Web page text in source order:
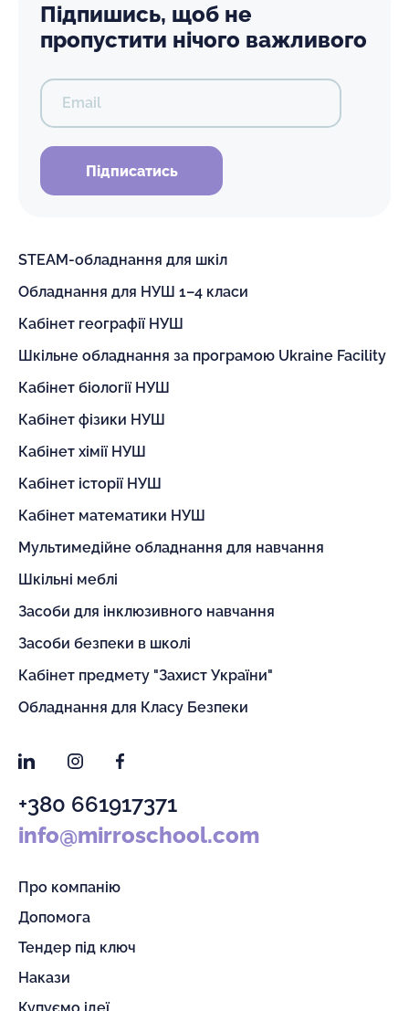
Підпишись, щоб не
пропустити нічого важливого
Email
Підписатись
STEAM-обладнання для шкіл
Обладнання для НУШ 1–4 класи
Кабінет географії НУШ
Шкільне обладнання за програмою Ukraine Facility
Кабінет біології НУШ
Кабінет фізики НУШ
Кабінет хімії НУШ
Кабінет історії НУШ
Кабінет математики НУШ
Мультимедійне обладнання для навчання
Шкільні меблі
Засоби для інклюзивного навчання
Засоби безпеки в школі
Кабінет предмету "Захист України"
Обладнання для Класу Безпеки
LinkedInInstagramFacebook
+380 661917371
info@mirroschool.com
Про компанію
Допомога
Тендер під ключ
Накази